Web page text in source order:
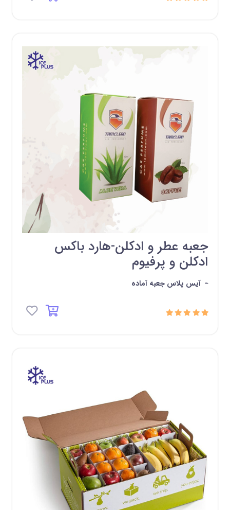
جعبه عطر و ادکلن-هارد باکس
ادکلن و پرفیوم
- آیس پلاس جعبه آماده